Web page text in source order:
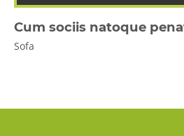
Cum sociis natoque
Sofa